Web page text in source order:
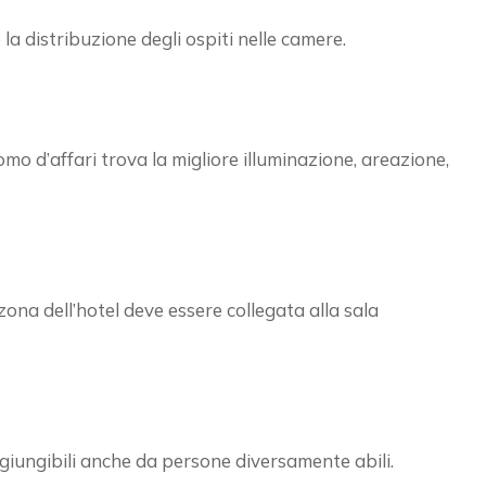
distribuzione degli ospiti nelle camere.
d’affari trova la migliore illuminazione, areazione,
dell’hotel deve essere collegata alla sala
anche da persone diversamente abili.